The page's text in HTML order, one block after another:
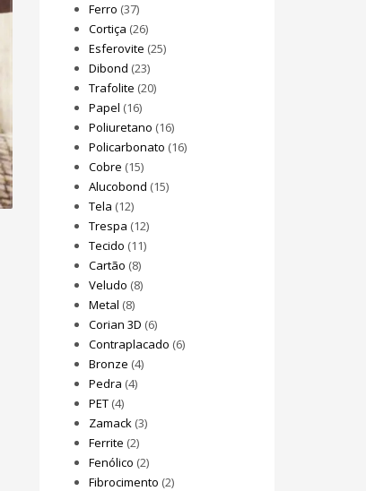
Ferro (37)
Cortiça (26)
Esferovite (25)
Dibond (23)
Trafolite (20)
Papel (16)
Poliuretano (16)
Policarbonato (16)
Cobre (15)
Alucobond (15)
Tela (12)
Trespa (12)
Tecido (11)
Cartão (8)
Veludo (8)
Metal (8)
Corian 3D (6)
Contraplacado (6)
Bronze (4)
Pedra (4)
PET(4)
Zamack(3)
Ferrite (2)
Fenólico (2)
Fibrocimento (2)